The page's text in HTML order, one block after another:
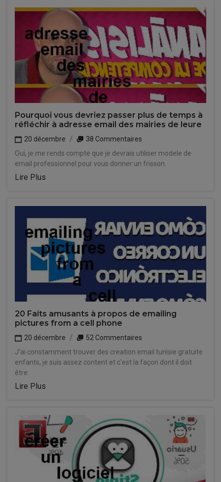
Pourquoi vous devriez passer plus de temps à
réfléchir à adresse email des mairies de leure
20 décembre
38 Commentaires
Oui, je me rends compte que je devrais utiliser modele de
email professionnel pour vous donner un frisson.
Lire Plus
20 Faits amusants à propos de emailing
pictures from a cell phone
20 décembre
52 Commentaires
J'ai constamment trouver des creation email tunisie gratuite
enfants, je suis assez content et c'est la façon dont il doit
être.
Lire Plus